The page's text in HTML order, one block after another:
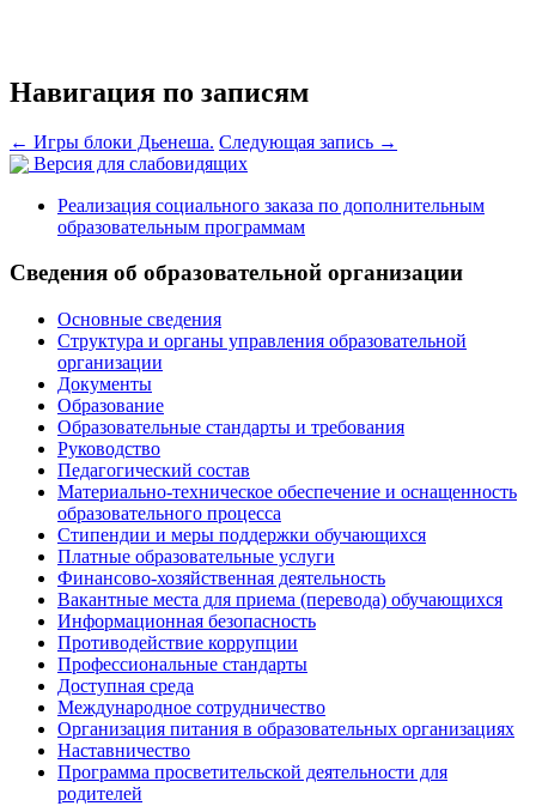
Навигация по записям
← Игры блоки Дьенеша. Следующая запись →
Версия для слабовидящих
Реализация социального заказа по дополнительным
образовательным программам
Сведения об образовательной организации
Основные сведения
Структура и органы управления образовательной
организации
Документы
Образование
Образовательные стандарты и требования
Руководство
Педагогический состав
Материально-техническое обеспечение и оснащенность
образовательного процесса
Стипендии и меры поддержки обучающихся
Платные образовательные услуги
Финансово-хозяйственная деятельность
Вакантные места для приема (перевода) обучающихся
Информационная безопасность
Противодействие коррупции
Профессиональные стандарты
Доступная среда
Международное сотрудничество
Организация питания в образовательных организациях
Наставничество
Программа просветительской деятельности для
родителей